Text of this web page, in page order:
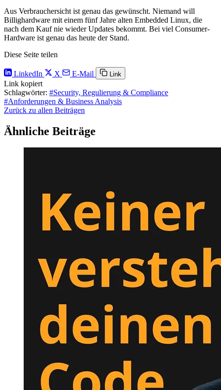
Aus Verbrauchersicht ist genau das gewünscht. Niemand will
Billighardware mit einem fünf Jahre alten Embedded Linux, die
nach dem Kauf nie wieder Updates bekommt. Bei viel Consumer-
Hardware ist genau das heute der Stand.
Diese Seite teilen
LinkedIn X E-Mail Link
Link kopiert
Schlagwörter: #Security, Regulierung & Compliance
#Anforderungen & Business Analysis
Zurück zu allen Beiträgen
Ähnliche Beiträge